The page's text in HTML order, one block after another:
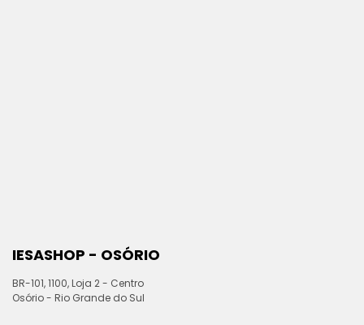
IESASHOP - OSÓRIO
BR-101, 1100, Loja 2 - Centro
Osório - Rio Grande do Sul